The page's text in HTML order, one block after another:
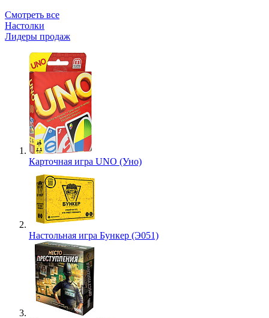
Смотреть все
Настолки
Лидеры продаж
Карточная игра UNO (Уно)
Настольная игра Бункер (Э051)